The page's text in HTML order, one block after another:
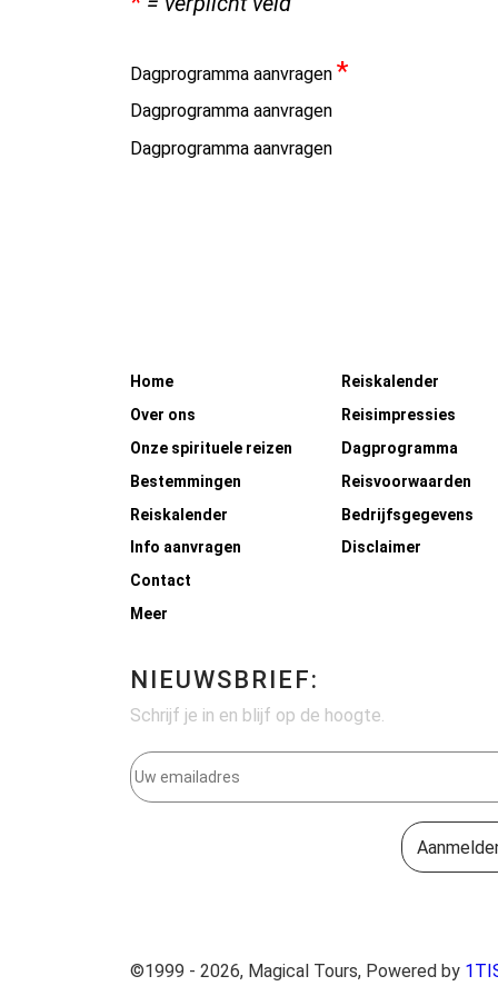
Dagprogramma aanvragen *
Dagprogramma aanvragen
Dagprogramma aanvragen
Home
Over ons
Onze spirituele reizen
Bestemmingen
Reiskalender
Info aanvragen
Contact
Meer
Reiskalender
Reisimpressies
Dagprogramma
Reisvoorwaarden
Bedrijfsgegevens
Disclaimer
NIEUWSBRIEF:
Schrijf je in en blijf op de hoogte.
©1999 - 2026, Magical Tours, Powered by